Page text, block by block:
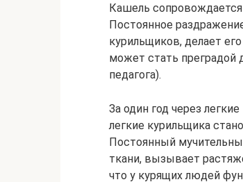
Кашель
Постоянное
курильщиков, делает
может стать преградой
педагога).
За один год через
легкие курильщика
Постоянный
ткани, вызывает
что у курящих людей